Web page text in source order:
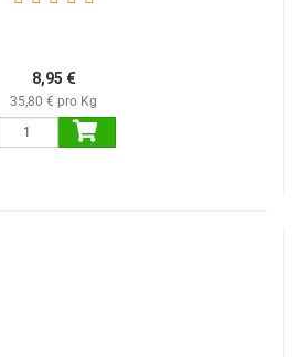
8,95 €
35,80 € pro Kg